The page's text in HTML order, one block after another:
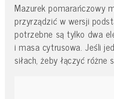
Mazurek pomarańczowy
przyrządzić w wersji
potrzebne są tylko dwa
i masa cytrusowa. Jeśli
siłach, żeby łączyć